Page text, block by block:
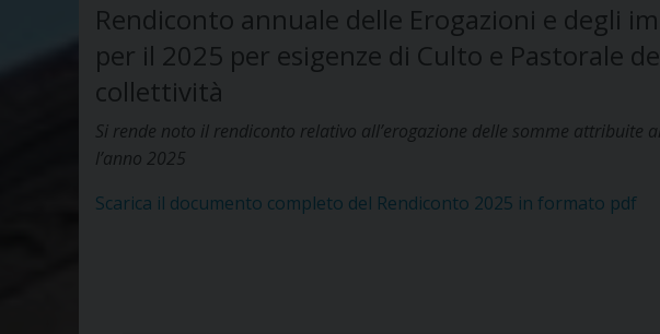
Rendiconto annuale delle Erogazioni e degli
per il 2025 per esigenze di Culto e Pastorale
collettività
Si rende noto il rendiconto relativo all’erogazione delle somme
l’anno 2025
Scarica il documento completo del Rendiconto 2025 in formato pdf